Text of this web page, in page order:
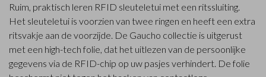
Ruim, praktisch leren RFID sleuteletui met een ritssluiting.
Het sleuteletui is voorzien van twee ringen en heeft een extra
ritsvakje aan de voorzijde. De Gaucho collectie is uitgerust
met een high-tech folie, dat het uitlezen van de persoonlijke
gegevens via de RFID-chip op uw pasjes verhindert. De folie